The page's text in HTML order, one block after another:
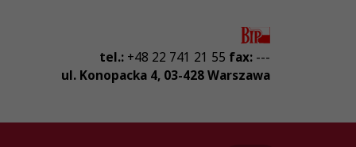
tel.: +48 22 741 21 55 fax: ---
ul. Konopacka 4, 03-428Warszawa